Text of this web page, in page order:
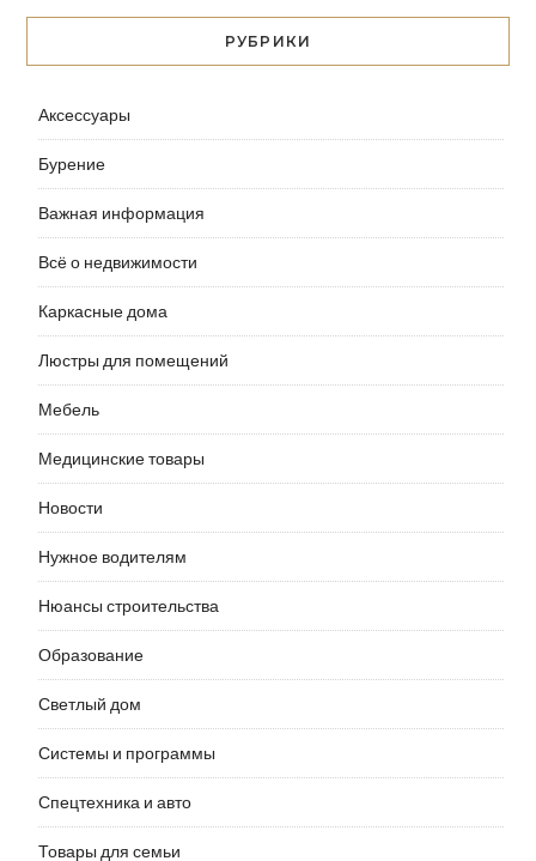
РУБРИКИ
Аксессуары
Бурение
Важная информация
Всё о недвижимости
Каркасные дома
Люстры для помещений
Мебель
Медицинские товары
Новости
Нужное водителям
Нюансы строительства
Образование
Светлый дом
Системы и программы
Спецтехника и авто
Товары для семьи